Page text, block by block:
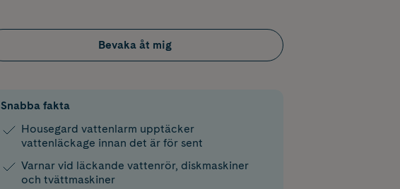
Bevaka åt mig
Snabba fakta
Housegard vattenlarm upptäcker
vattenläckage innan det är för sent
Varnar vid läckande vattenrör, diskmaskiner
och tvättmaskiner